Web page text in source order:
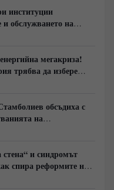
процесите, които
цикъл.
институции
обслужването на
мегакриза!
трябва да избере
обсъдиха с
на
медийните лъжи
и синдромът
спира реформите на